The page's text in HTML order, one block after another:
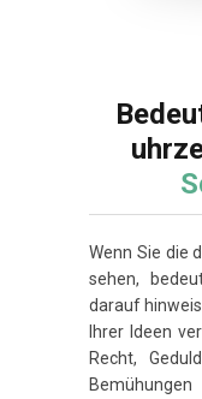
Wenn Sie die
sehen,
darauf
Ihrer Ideen
Recht,